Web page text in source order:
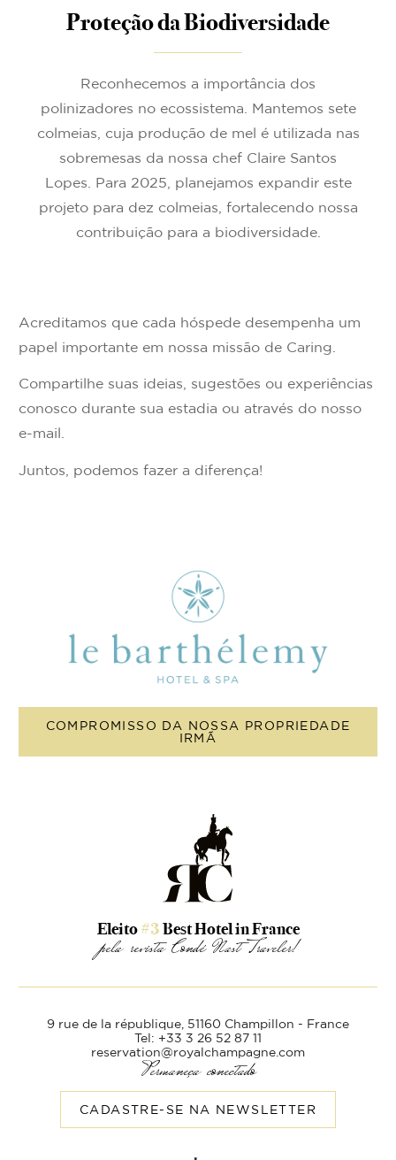
Proteção da Biodiversidade
Reconhecemos a importância dos
polinizadores no ecossistema. Mantemos sete
colmeias, cuja produção de mel é utilizada nas
sobremesas da nossa chef Claire Santos
Lopes. Para 2025, planejamos expandir este
projeto para dez colmeias, fortalecendo nossa
contribuição para a biodiversidade.
Acreditamos que cada hóspede desempenha um
papel importante em nossa missão de Caring.
Compartilhe suas ideias, sugestões ou experiências
conosco durante sua estadia ou através do nosso
e-mail.
Juntos, podemos fazer a diferença!
COMPROMISSO DA NOSSA PROPRIEDADE
IRMÃ
Eleito#3Best Hotel in France
pela revista Condé Nast Traveler!
9 rue de la république, 51160 Champillon - France
Tel: +33 3 26 52 87 11
reservation@royalchampagne.com
Permaneça conectado
CADASTRE-SE NA NEWSLETTER